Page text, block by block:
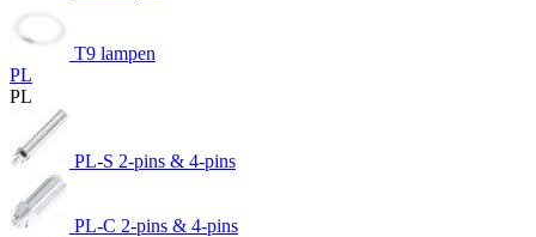
T9 lampen
PL
PL
PL-S 2-pins & 4-pins
PL-C 2-pins & 4-pins